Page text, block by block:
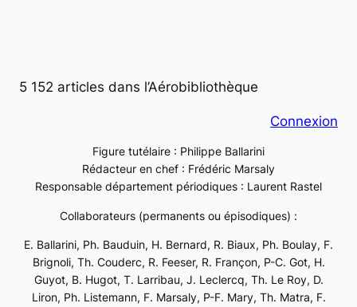
5 152 articles dans l’Aérobibliothèque
Connexion
Figure tutélaire : Philippe Ballarini
Rédacteur en chef : Frédéric Marsaly
Responsable département périodiques : Laurent Rastel
Collaborateurs (permanents ou épisodiques) :
E. Ballarini, Ph. Bauduin, H. Bernard, R. Biaux, Ph. Boulay, F.
Brignoli, Th. Couderc, R. Feeser, R. Françon, P-C. Got, H.
Guyot, B. Hugot, T. Larribau, J. Leclercq, Th. Le Roy, D.
Liron, Ph. Listemann, F. Marsaly, P-F. Mary, Th. Matra, F.